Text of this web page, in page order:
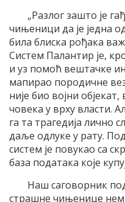
„Разлог зашто је
чињеници да је једна
била блиска рођака
Систем Палантир је,
и уз помоћ вештачке
мапирао породичне
није био војни
човека у врху власти.
га та трагедија лично
даље одлуке у рату.
систем је повукао са
база података које
Наш саговорник
страшне чињенице